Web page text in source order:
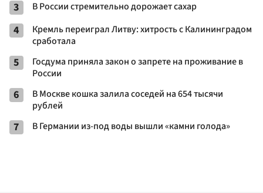
3 В России стремительно дорожает сахар
4
Кремль переиграл Литву: хитрость с Калининградом
сработала
5
Госдума приняла закон о запрете на проживание в
России
6
В Москве кошка залила соседей на 654 тысячи
рублей
7 В Германии из-под воды вышли «камни голода»